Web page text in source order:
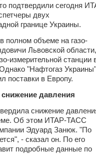
подтвердили сегодня
двух
границе Украины.
полном объеме на газо-
Львовской области,
измерительной станции
"Нафтогаз Украины"
поставки в Европу.
давления
снижение
Об этом ИТАР-ТАСС
Эдуард Занюк. "По
- сказал он. По его
подробные данные по